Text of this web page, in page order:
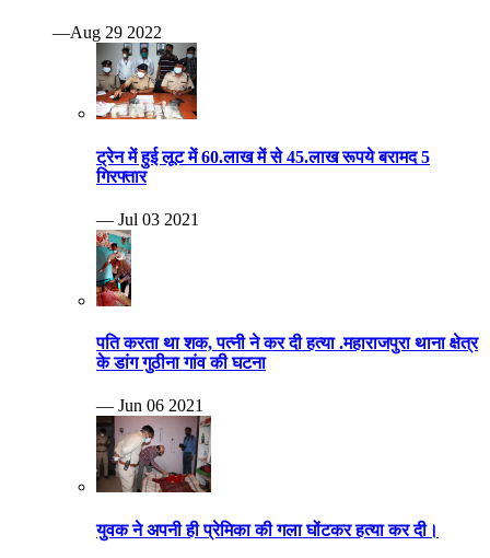
—Aug 29 2022
ट्रेन में हुई लूट में 60.लाख में से 45.लाख रूपये बरामद 5
गिरफ्तार
— Jul 03 2021
पति करता था शक, पत्नी ने कर दी हत्या .महाराजपुरा थाना क्षेत्र
के डांग गुठीना गांव की घटना
— Jun 06 2021
युवक ने अपनी ही प्रेमिका की गला घोंटकर हत्या कर दी।